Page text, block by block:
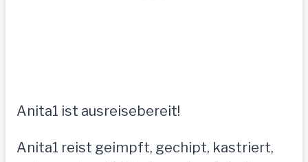
Anita1 ist ausreisebereit!
Anita1 reist geimpft, gechipt, kastriert,